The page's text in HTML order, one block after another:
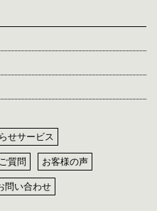
せサービス
質問 お客様の声
問い合わせ